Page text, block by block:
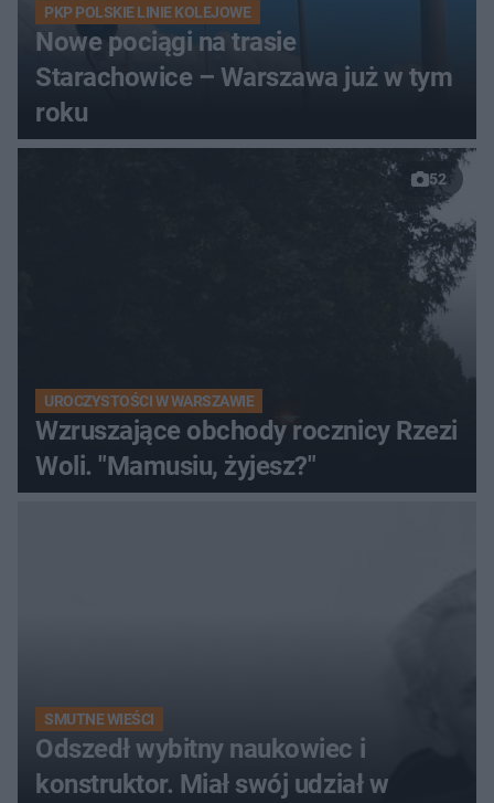
PKP POLSKIE LINIE KOLEJOWE
Nowe pociągi na trasie
Starachowice – Warszawa już w tym
roku
52
UROCZYSTOŚCI W WARSZAWIE
Wzruszające obchody rocznicy Rzezi
Woli. "Mamusiu, żyjesz?"
SMUTNE WIEŚCI
Odszedł wybitny naukowiec i
konstruktor. Miał swój udział w